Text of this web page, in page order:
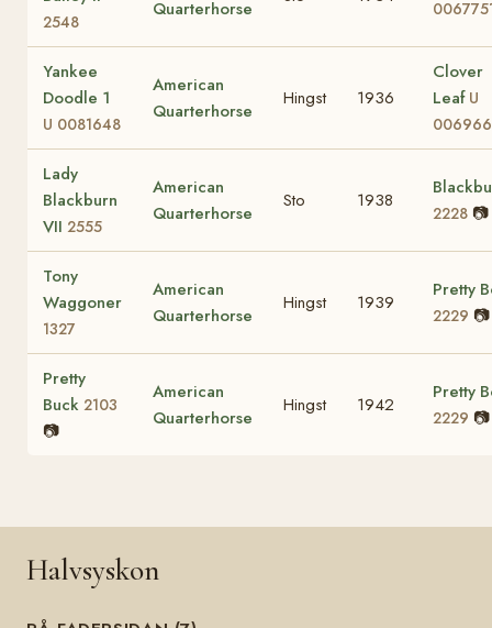
2548
Quarterhorse
Yankee
Doodle 1
U 0081648
American
Quarterhorse
Hingst 1936
Clover
Leaf U
Lady
Blackburn
VII 2555
American
Quarterhorse
Sto 1938
2228 📷
Tony
Waggoner
1327
American
Quarterhorse
Hingst 1939
Pretty
2229 📷
Pretty
Buck 2103
📷
American
Quarterhorse
Hingst 1942
Pretty
2229 📷
Halvsyskon